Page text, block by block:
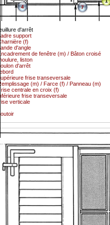
d'arrêt
support
(f)
d'angle
4
de fenêtre (m) / Bâton croisé
liston
d'arrêt
7
frise transeversale
(m) / Farce (f) / Panneau (m)
centrale en croix (f)
frise transeversale
verticale